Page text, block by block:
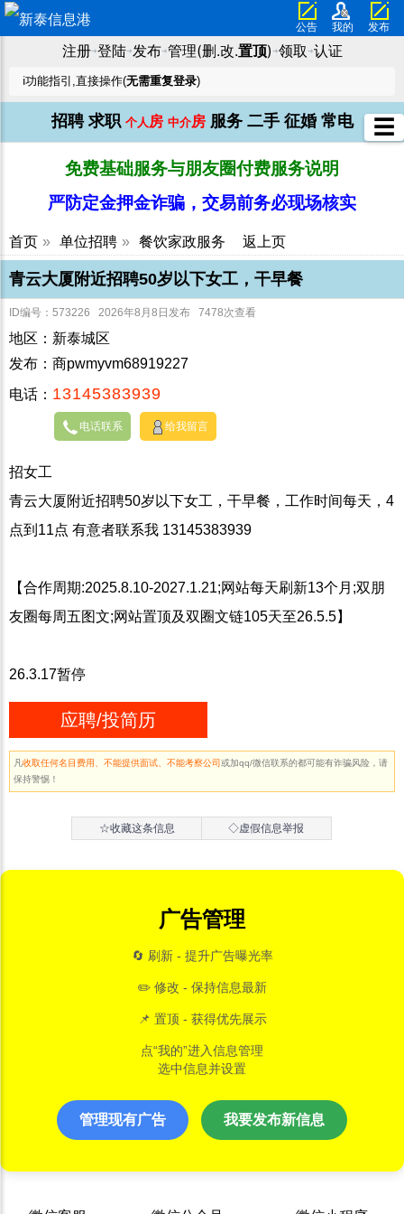
公告 我的 发布
注册➜登陆➜发布➜管理(删.改.置顶) ➜领取 ➜认证
ℹ️功能指引,直接操作(无需重复登录)
招聘 求职 个人 房 中介房 服务 二手 征婚 常电
免费基础服务与朋友圈付费服务说明
严防定金押金诈骗，交易前务必现场核实
首页 » 单位招聘 » 餐饮家政服务 返上页
青云大厦附近招聘50岁以下女工，干早餐
ID编号：573226 2026年8月8日发布 7478次查看
地区：新泰城区
发布：商pwmyvm68919227
电话： 13145383939
电话联系 给我留言
招女工
青云大厦附近招聘50岁以下女工，干早餐，工作时间每天，4
点到11点 有意者联系我 13145383939
【合作周期:2025.8.10-2027.1.21;网站每天刷新13个月;双朋
友圈每周五图文;网站置顶及双圈文链105天至26.5.5】
26.3.17暂停
应聘/投简历
凡收取任何名目费用、不能提供面试、不能考察公司或加qq/微信联系的都可能有诈骗风险，请
保持警惕！
☆收藏这条信息 ◇虚假信息举报
广告管理
🔄 刷新 - 提升广告曝光率
✏️ 修改 - 保持信息最新
📌 置顶 - 获得优先展示
点“我的”进入信息管理
选中信息并设置
管理现有广告 我要发布新信息
☰